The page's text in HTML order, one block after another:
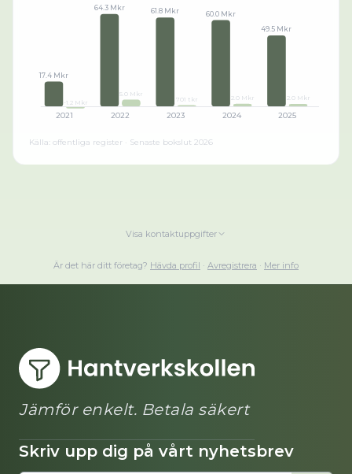
17.4 Mkr
-1.2 Mkr
2021
64.3 Mkr
5.0 Mkr
2022
61.8 Mkr
701 tkr
2023
60.0 Mkr
2.0 Mkr
2024
49.5 Mkr
2.0 Mkr
2025
Källa: offentliga register · Senaste bokslut 2026
Visa kontaktuppgifter
Är det här ditt företag? Hävda profil · Avregistrera · Mer info
Jämför enkelt. Betala säkert
Skriv upp dig på vårt nyhetsbrev